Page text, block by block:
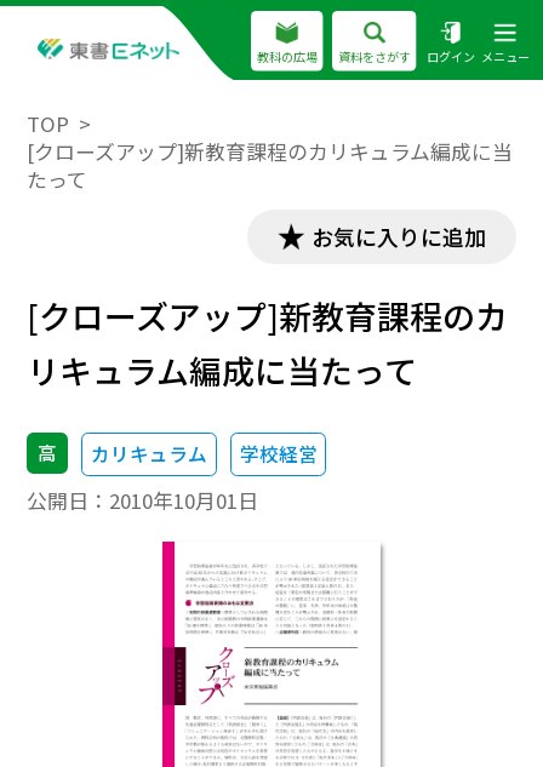
教科の広場 資料をさがす ログイン メニュー
TOP
[クローズアップ]新教育課程のカリキュラム編成に当
たって
お気に入りに追加
[クローズアップ]新教育課程のカ
リキュラム編成に当たって
高 カリキュラム 学校経営
公開日： 2010年10月01日